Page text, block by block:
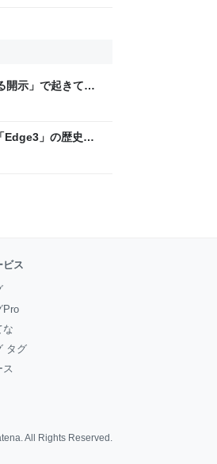
示」で起きてい
Edge3」の歴史に
ビス
Pro
な
タグ
ス
. All Rights Reserved.